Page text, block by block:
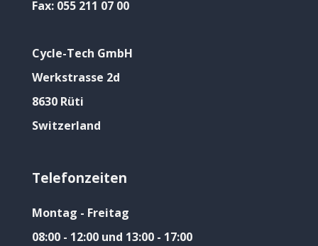
Fax: 055 211 07 00
Cycle-Tech GmbH
Werkstrasse 2d
8630 Rüti
Switzerland
Telefonzeiten
Montag - Freitag
08:00 - 12:00 und 13:00 - 17:00